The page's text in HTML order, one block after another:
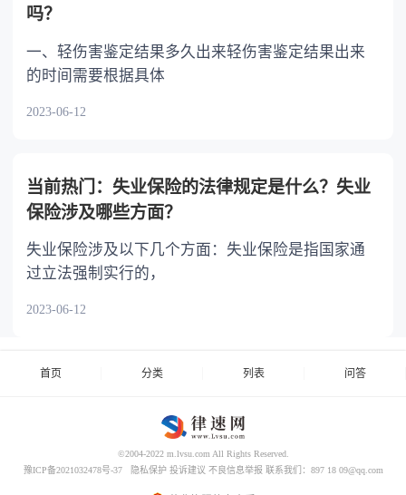
吗？
一、轻伤害鉴定结果多久出来轻伤害鉴定结果出来
的时间需要根据具体
2023-06-12
当前热门：失业保险的法律规定是什么？失业
保险涉及哪些方面？
失业保险涉及以下几个方面：失业保险是指国家通
过立法强制实行的，
2023-06-12
首页 分类 列表 问答
©2004-2022 m.lvsu.com All Rights Reserved.
豫ICP备2021032478号-37
隐私保护 投诉建议 不良信息举报 联系我们：897 18 09@qq.com